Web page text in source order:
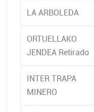
LA ARBOLEDA
ORTUELLAKO
JENDEA Retirado
INTER TRAPA
MINERO